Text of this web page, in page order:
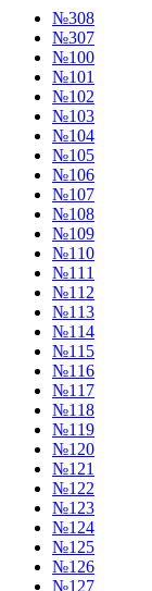
№308
№307
№100
№101
№102
№103
№104
№105
№106
№107
№108
№109
№110
№111
№112
№113
№114
№115
№116
№117
№118
№119
№120
№121
№122
№123
№124
№125
№126
№127